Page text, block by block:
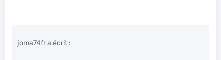
joma74fr a écrit :